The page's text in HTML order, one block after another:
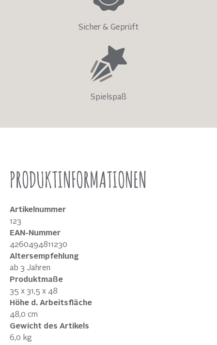
Sicher & Geprüft
Spielspaß
PRODUKTINFORMATIONEN
Artikelnummer
123
EAN-Nummer
4260494811230
Altersempfehlung
ab 3 Jahren
Produktmaße
35 x 31,5 x 48
Höhe d. Arbeitsfläche
48,0 cm
Gewicht des Artikels
6,0 kg